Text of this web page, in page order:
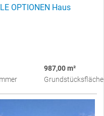
OPTIONEN Haus
987,00 m²
Grundstücksfläche